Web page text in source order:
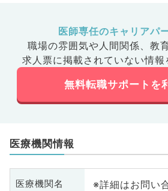
医師専任のキャリアパ
職場の雰囲気や人間関係、 教
求人票に掲載されていない情報
無料転職サポートを
医療機関情報
医療機関名 ※詳細はお問い